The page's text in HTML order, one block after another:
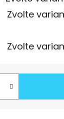
Zvolte
Zvolte